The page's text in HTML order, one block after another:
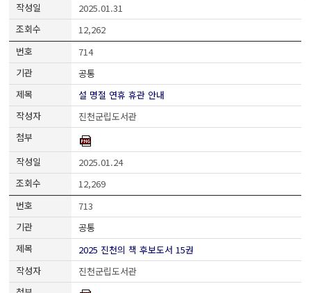
2025.01.31
12,262
714
공통
설 명절 연휴 휴관 안내
진천군립도서관
2025.01.24
12,269
713
공통
2025 진천의 책 후보도서 15권
진천군립도서관